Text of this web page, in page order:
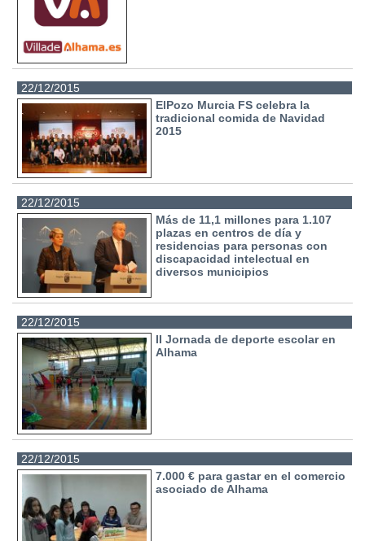
22/12/2015
ElPozo Murcia FS celebra la
tradicional comida de Navidad
2015
22/12/2015
Más de 11,1 millones para 1.107
plazas en centros de día y
residencias para personas con
discapacidad intelectual en
diversos municipios
22/12/2015
II Jornada de deporte escolar en
Alhama
22/12/2015
7.000 € para gastar en el comercio
asociado de Alhama